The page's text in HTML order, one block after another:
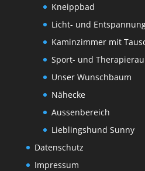
Kneippbad
Licht- und
Kaminzimmer mit
Sport- und
Unser Wunschbaum
Nähecke
Aussenbereich
Lieblingshund Sunny
Datenschutz
Impressum